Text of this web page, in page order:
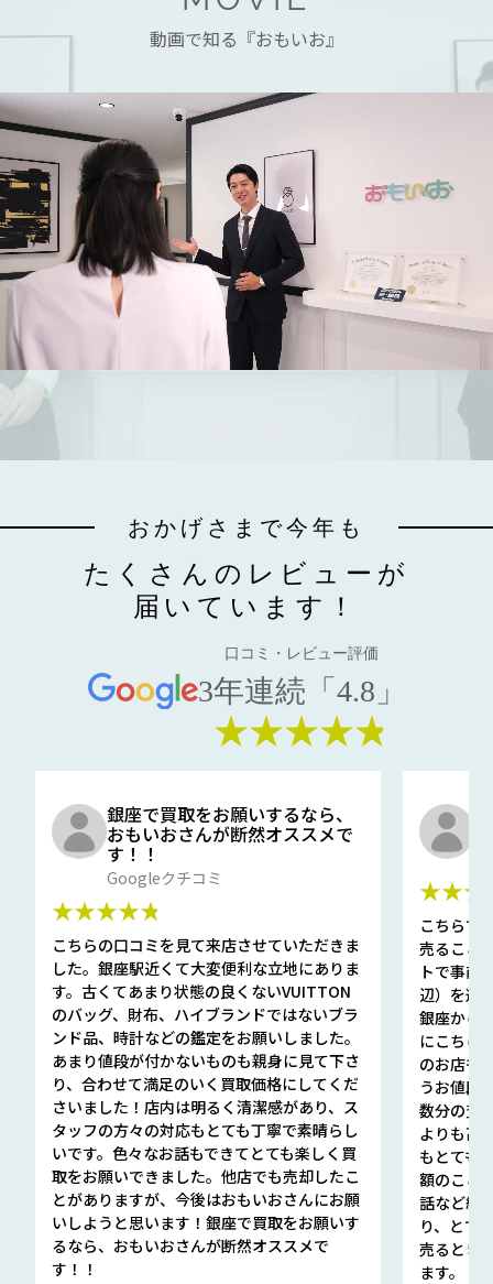
動画で知る『おもいお』
おかげさまで今年も
たくさんのレビューが
届いています！
口コミ・レビュー評価
3年連続「4.8」
★★★★★
銀座で買取をお願いするなら、
おもいおさんが断然オススメで
す！！
Googleクチコミ
★★★★★
こちらの口コミを見て来店させていただきま
した。銀座駅近くて大変便利な立地にありま
す。古くてあまり状態の良くないVUITTON
のバッグ、財布、ハイブランドではないブラ
ンド品、時計などの鑑定をお願いしました。
あまり値段が付かないものも親身に見て下さ
り、合わせて満足のいく買取価格にしてくだ
さいました！店内は明るく清潔感があり、ス
タッフの方々の対応もとても丁寧で素晴らし
いです。色々なお話もできてとても楽しく買
取をお願いできました。他店でも売却したこ
とがありますが、今後はおもいおさんにお願
いしようと思います！銀座で買取をお願いす
るなら、おもいおさんが断然オススメで
す！！
こちらで
売ること
トで事前
辺）を選
銀座から
にこちら
のお店も
うお値段
数分の査
よりも高
もとても
額のこと
話など細
り、とて
売るとき
ます。